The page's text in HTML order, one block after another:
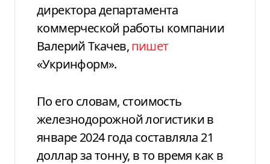
директора департамента
коммерческой работы компании
Валерий Ткачев,пишет
«Укринформ».
По его словам, стоимость
железнодорожной логистики в
январе 2024 года составляла 21
доллар за тонну, в то время как в